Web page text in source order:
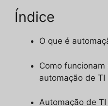
Índice
O que é
Como
automação de TI
Automação de